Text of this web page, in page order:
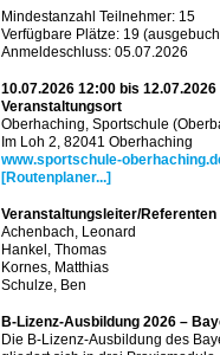
Mindestanzahl Teilnehmer: 15
Verfügbare Plätze: 19
Anmeldeschluss: 05.07.2026
10.07.2026 12:00 bis
Veranstaltungsort
Oberhaching, Sportschule
Im Loh 2, 82041 Oberhaching
www.sportschule-
[Routenplaner...]
Veranstaltungsleiter/Referenten
Achenbach, Leonard
Hankel, Thomas
Kornes, Matthias
Schulze, Ben
B-Lizenz-Ausbildung 2026 –
Die B-Lizenz-Ausbildung des